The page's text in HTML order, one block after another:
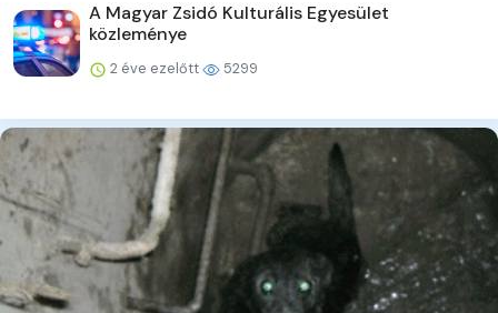
A Magyar Zsidó Kulturális Egyesület
közleménye
2 éve ezelőtt 5299